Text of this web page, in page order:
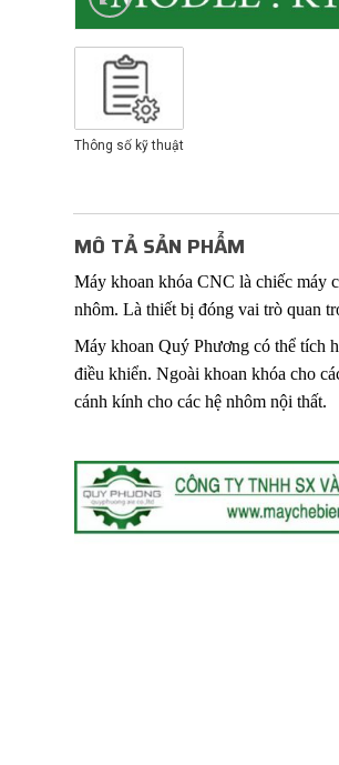
Thông số kỹ thuật
MÔ TẢ SẢN PHẨM
Máy khoan khóa CNC là chiếc máy
nhôm. Là thiết bị đóng vai trò quan
Máy khoan Quý Phương có thể tích
điều khiển. Ngoài khoan khóa cho
cánh kính cho các hệ nhôm nội thất.